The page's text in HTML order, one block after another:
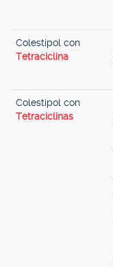
Colestipol con
Tetraciclina
Colestipol con
Tetraciclinas